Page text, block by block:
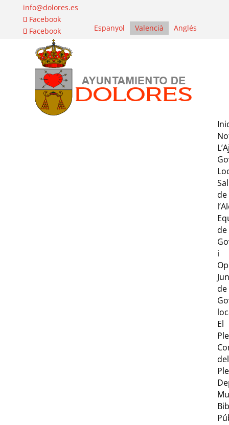
info@dolores.es
Facebook
Espanyol
Valencià Anglés
Facebook
de
de
i
de
El
Ple
del
Ple